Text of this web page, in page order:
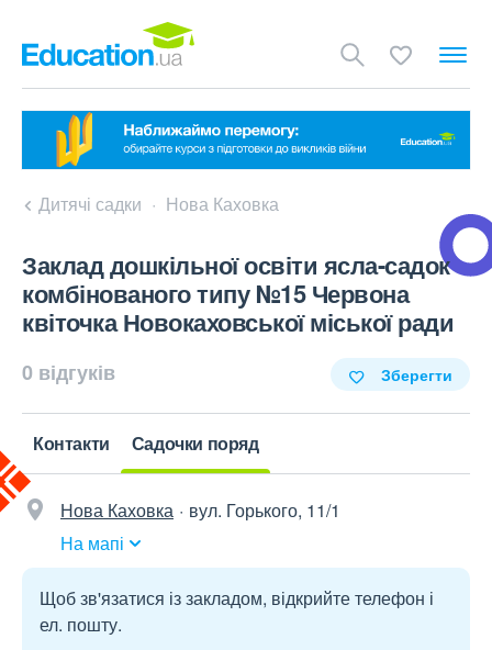
Дитячі садки Нова Каховка
Заклад дошкільної освіти ясла-садок
комбінованого типу №15 Червона
квіточка Новокаховської міської ради
0 відгуків Зберегти
Контакти Садочки поряд
Нова Каховка
вул. Горького, 11/1
На мапі
Щоб зв'язатися із закладом, відкрийте телефон і
ел. пошту.